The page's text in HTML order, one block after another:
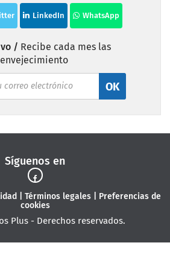
LinkedIn WhatsApp
/ Recibe cada mes las
OK
Síguenos en
Términos legales| Preferencias de
cookies
Plus - Derechos reservados.